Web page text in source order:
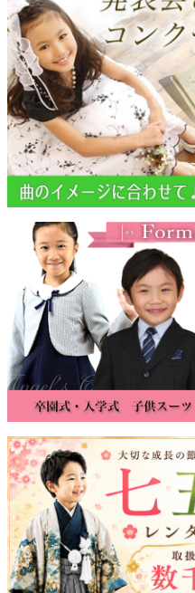
対応 七五三・発表会・記念撮影
Web または お電話
特典 ヘアメイク・着付け
スタジオを予約 →